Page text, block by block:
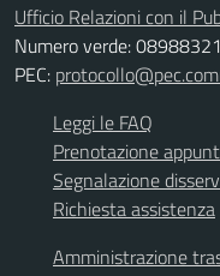
Ufficio Relazioni con il
Numero verde:
PEC:
Leggi le FAQ
Prenotazione
Segnalazione
Richiesta assistenza
Amministrazione